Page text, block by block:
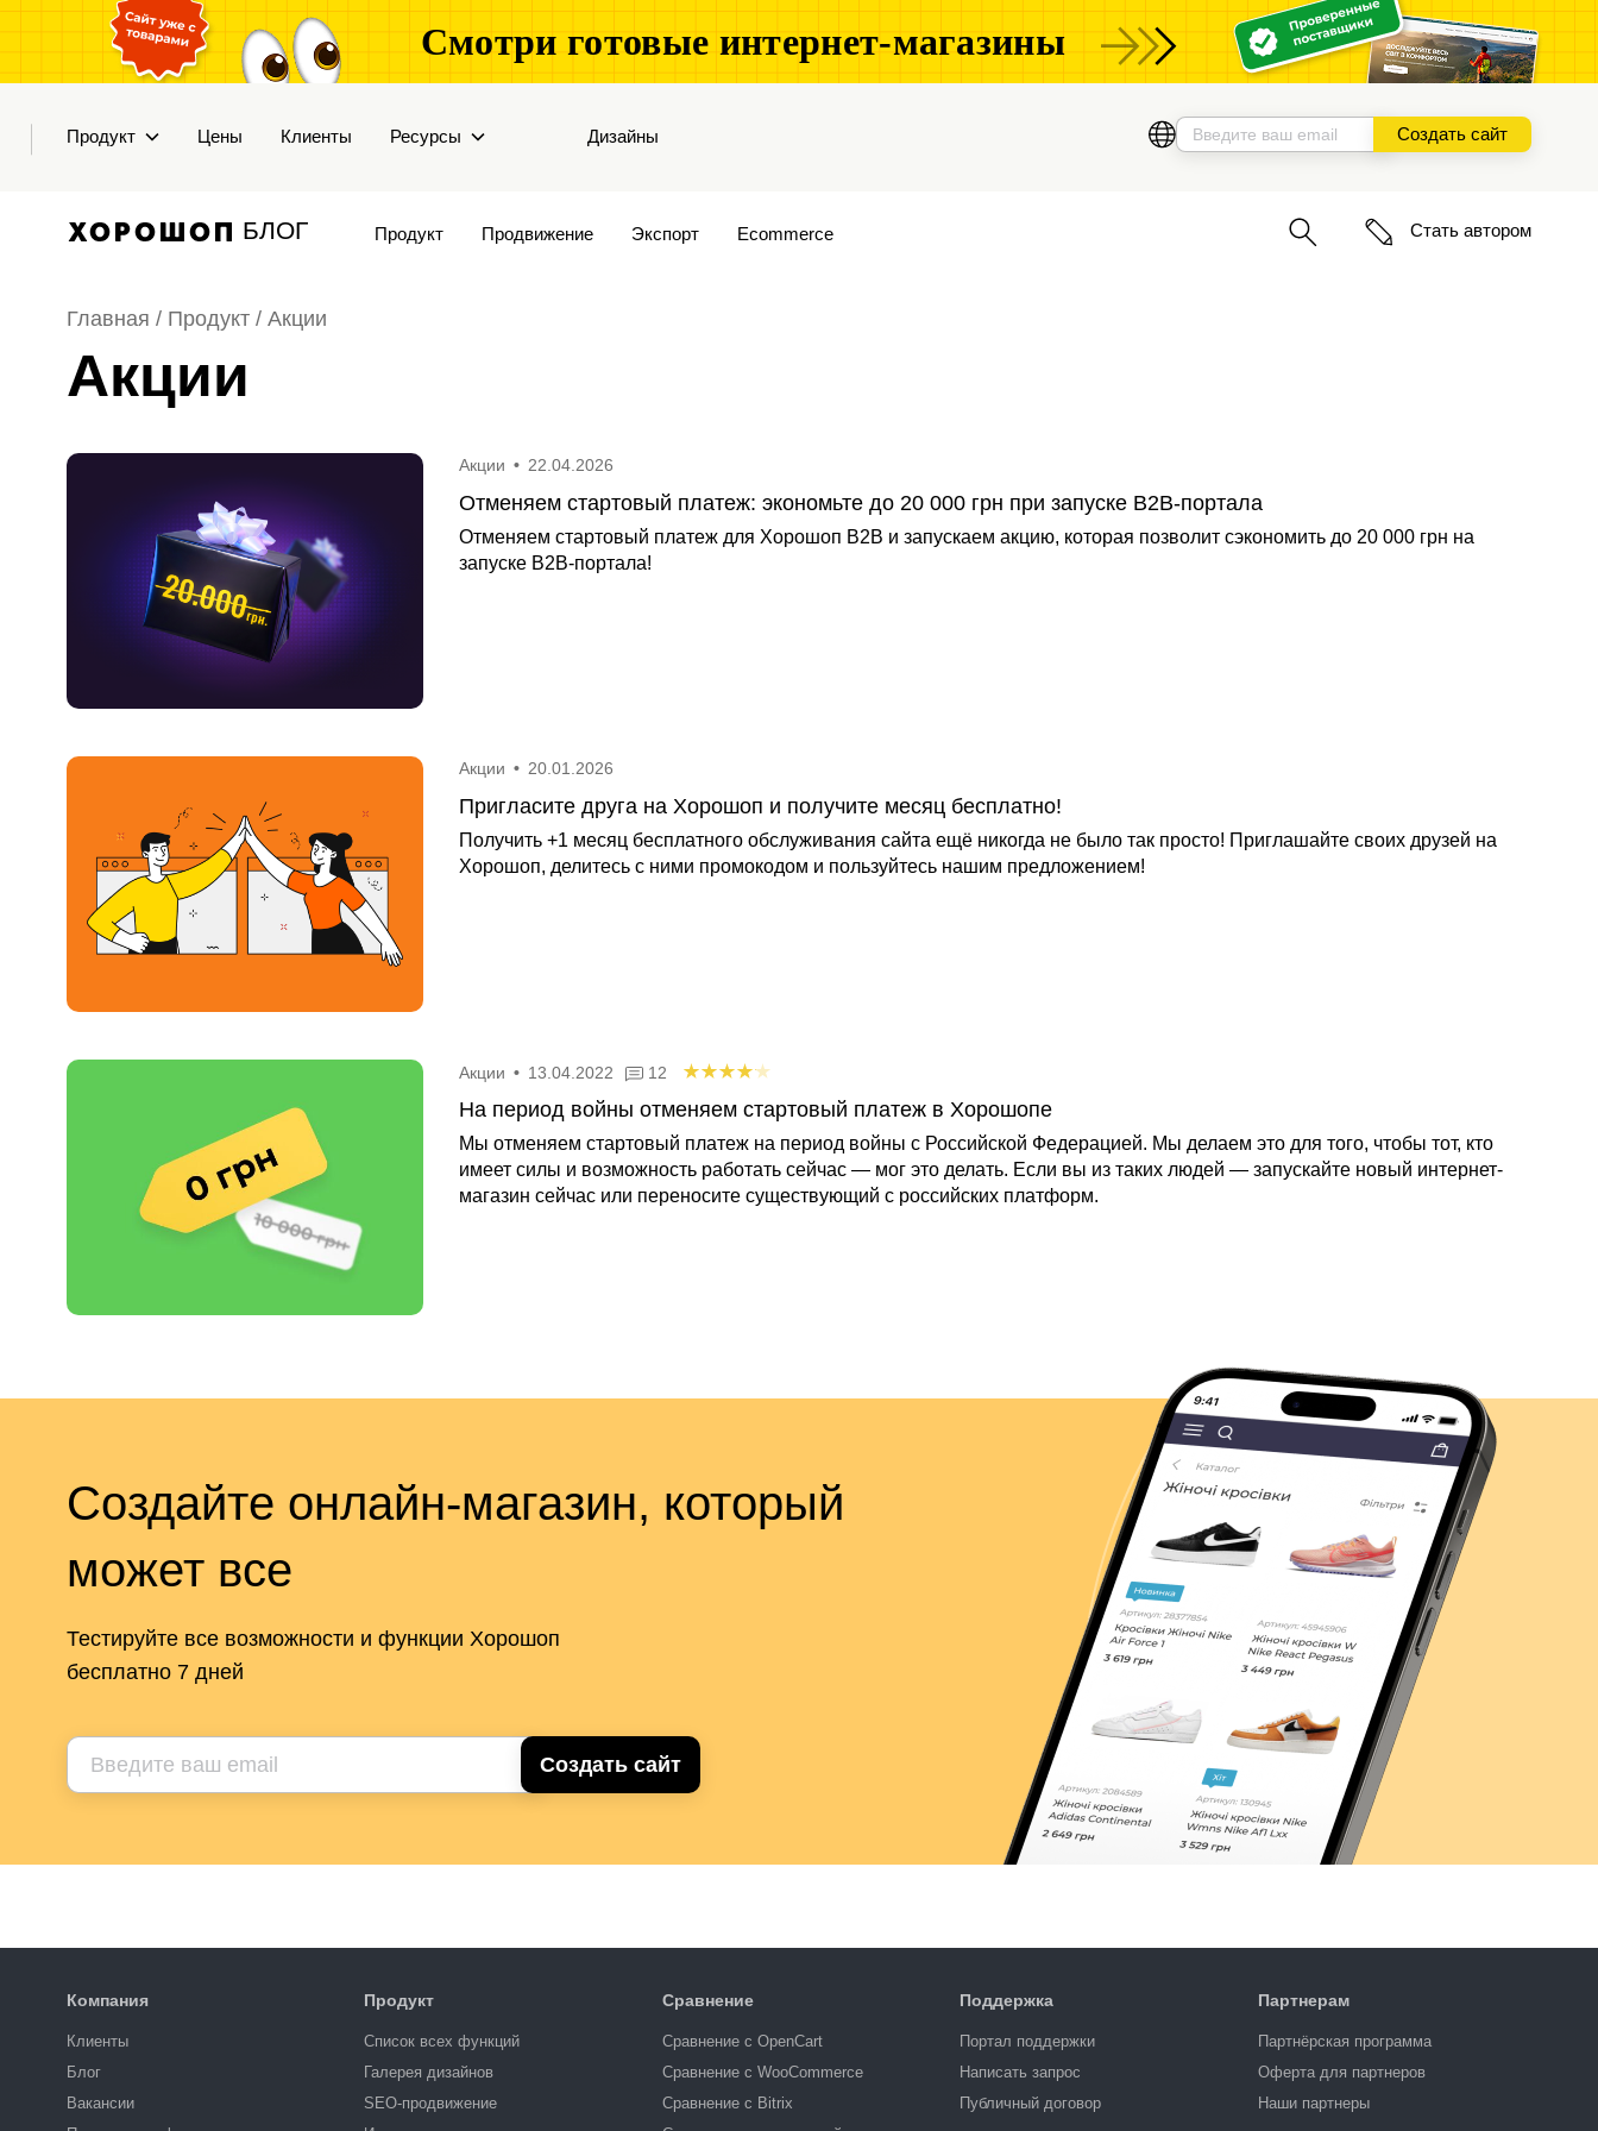
Смотри готовые интернет-магазины
Продукт Цены Клиенты Ресурсы Дизайны Создать сайт
БЛОГ Продукт Продвижение Экспорт Ecommerce Стать автором
Главная / Продукт / Акции
Акции
Акции • 22.04.2026
Отменяем стартовый платеж: экономьте до 20 000 грн при запуске B2B-портала
Отменяем стартовый платеж для Хорошоп B2B и запускаем акцию, которая позволит сэкономить до 20 000 грн на
запуске B2B-портала!
Акции • 20.01.2026
Пригласите друга на Хорошоп и получите месяц бесплатно!
Получить +1 месяц бесплатного обслуживания сайта ещё никогда не было так просто! Приглашайте своих друзей на
Хорошоп, делитесь с ними промокодом и пользуйтесь нашим предложением!
Акции • 13.04.2022 12
На период войны отменяем стартовый платеж в Хорошопе
Мы отменяем стартовый платеж на период войны с Российской Федерацией. Мы делаем это для того, чтобы тот, кто
имеет силы и возможность работать сейчас — мог это делать. Если вы из таких людей — запускайте новый интернет-
магазин сейчас или переносите существующий с российских платформ.
Создайте онлайн-магазин, который
может все
Тестируйте все возможности и функции Хорошоп
бесплатно 7 дней
Создать сайт
Компания
Клиенты
Блог
Вакансии
Продукт
Список всех функций
Галерея дизайнов
SEO-продвижение
Сравнение
Сравнение с OpenCart
Сравнение с WooCommerce
Сравнение с Bitrix
Поддержка
Портал поддержки
Написать запрос
Публичный договор
Партнерам
Партнёрская программа
Оферта для партнеров
Наши партнеры